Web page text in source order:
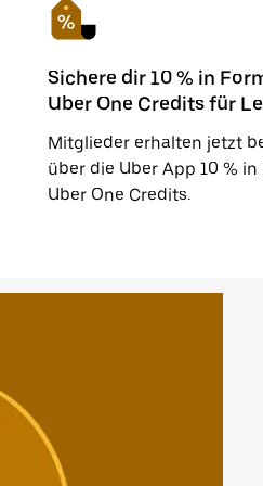
Sichere dir 10 % in
Uber One Credits für
Mitglieder erhalten jetzt
über die Uber App 10 % in
Uber One Credits.